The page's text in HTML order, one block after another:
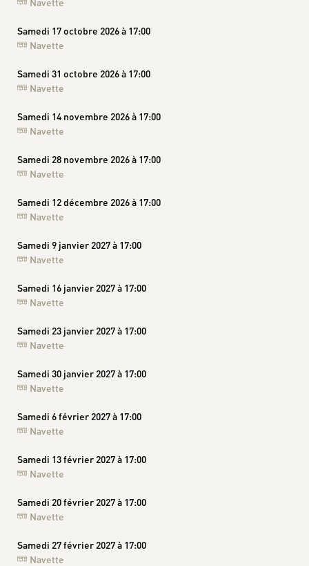
Samedi 17 octobre 2026 à 17:00
Navette
Samedi 31 octobre 2026 à 17:00
Navette
Samedi 14 novembre 2026 à 17:00
Navette
Samedi 28 novembre 2026 à 17:00
Navette
Samedi 12 décembre 2026 à 17:00
Navette
Samedi 9 janvier 2027 à 17:00
Navette
Samedi 16 janvier 2027 à 17:00
Navette
Samedi 23 janvier 2027 à 17:00
Navette
Samedi 30 janvier 2027 à 17:00
Navette
Samedi 6 février 2027 à 17:00
Navette
Samedi 13 février 2027 à 17:00
Navette
Samedi 20 février 2027 à 17:00
Navette
Samedi 27 février 2027 à 17:00
Navette